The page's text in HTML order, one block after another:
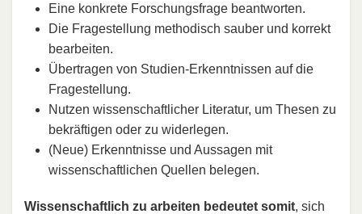
Eine konkrete Forschungsfrage beantworten.
Die Fragestellung methodisch sauber und korrekt
bearbeiten.
Übertragen von Studien-Erkenntnissen auf die
Fragestellung.
Nutzen wissenschaftlicher Literatur, um Thesen zu
bekräftigen oder zu widerlegen.
(Neue) Erkenntnisse und Aussagen mit
wissenschaftlichen Quellen belegen.
Wissenschaftlich zu arbeiten bedeutet somit, sich